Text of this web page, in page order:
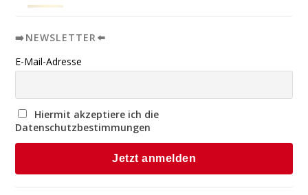
➡️NEWSLETTER⬅️
E-Mail-Adresse
Hiermit akzeptiere ich die
Datenschutzbestimmungen